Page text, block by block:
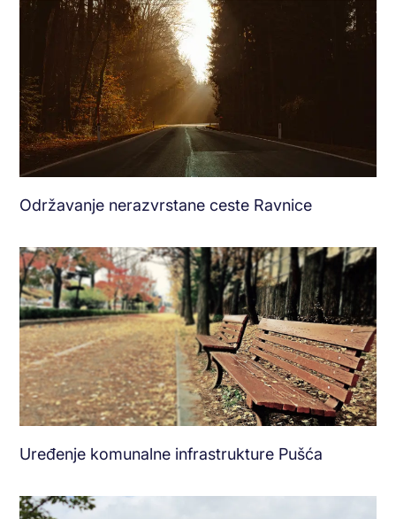
Održavanje nerazvrstane ceste Ravnice
Uređenje komunalne infrastrukture Pušća